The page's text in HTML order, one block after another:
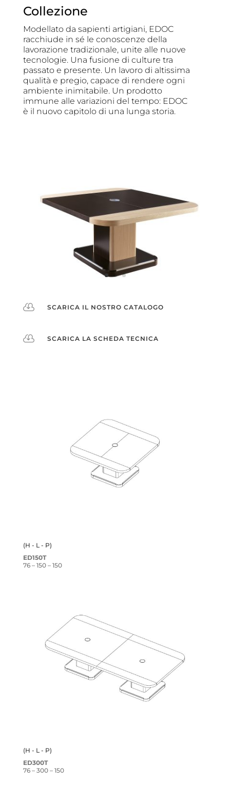
Collezione
Modellato da sapienti artigiani, EDOC
racchiude in sé le conoscenze della
lavorazione tradizionale, unite alle nuove
tecnologie. Una fusione di culture tra
passato e presente. Un lavoro di altissima
qualità e pregio, capace di rendere ogni
ambiente inimitabile. Un prodotto
immune alle variazioni del tempo: EDOC
è il nuovo capitolo di una lunga storia.
 SCARICA IL NOSTRO CATALOGO
 SCARICA LA SCHEDA TECNICA
(H - L - P)
ED150T
76 – 150 – 150
(H - L - P)
ED300T
76 – 300 – 150